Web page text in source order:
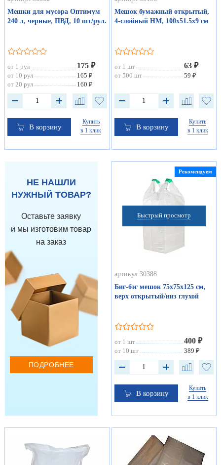
Мешки для мусора Оптимум
240 л, черные, ПВД, 10 шт/рул.
от 1 рул 175 ₽
от 10 рул
165 ₽
от 20 рул
160 ₽
В корзину
Купить
в 1 клик
Мешок бумажный открытый,
4-слойный НМ, 100х51.5х9 см
от 1 шт 63 ₽
от 500 шт 59 ₽
В корзину
Купить
в 1 клик
НЕ НАШЛИ
НУЖНЫЙ ТОВАР?
Оставьте заявку
и мы изготовим товар
на заказ
ПОДРОБНЕЕ
Быстрый просмотр
Рекомендуем
артикул 30388
Биг-бэг мешок 75х75х125 см,
верх открытый/низ глухой
от 1 шт 400 ₽
от 10 шт 389 ₽
В корзину
Купить
в 1 клик